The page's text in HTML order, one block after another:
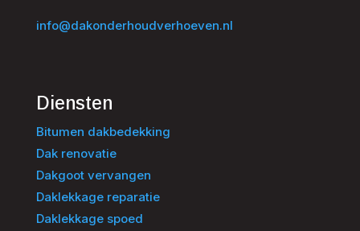
info@dakonderhoudverhoeven.nl
Diensten
Bitumen dakbedekking
Dak renovatie
Dakgoot vervangen
Daklekkage reparatie
Daklekkage spoed